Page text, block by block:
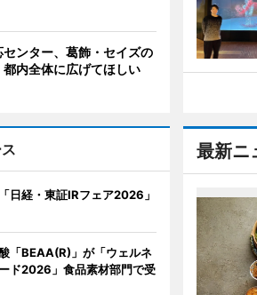
最新ニ
ンター、葛飾・セイズの
内全体に広げてほしい
日経・東証IRフェア2026」
「BEAA(R)」が「ウェルネ
ド2026」食品素材部門で受